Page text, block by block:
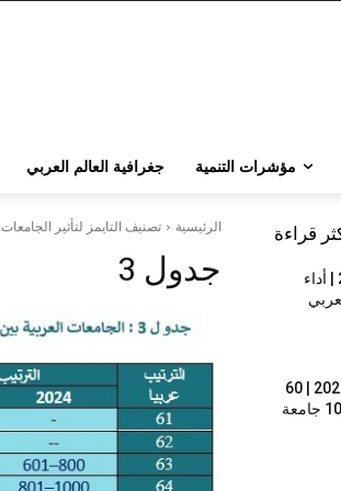
مؤشرات التنمية جغرافية العالم العربي
الرئيسية تصنيف التايمز لتأثير الجامعات 2025 | دور الجامعات العربية في استدامة التنمية في ميزان العالمية
جدول 3
قراءة
إجمالي الناتج المحلي 2025 | أداء
تصنيف الجامعات كيو إس 2027 | 60
جامعة عربية بين أفضل 1000 جامعة